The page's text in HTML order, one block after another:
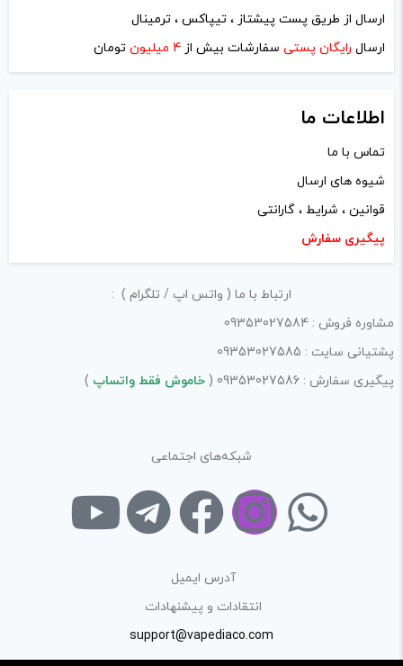
ارسال از طریق پست پیشتاز ، تیپاکس ، ترمینال
ارسال رایگان پستی سفارشات بیش از 4 میلیون تومان
اطلاعات ما
تماس با ما
شیوه های ارسال
قوانین ، شرایط ، گارانتی
پیگیری سفارش
ارتباط با ما ( واتس اپ / تلگرام ) :
مشاوره فروش : 09353027584
پشتیانی سایت : 09353027585
پیگیری سفارش : 09353027586 (
خاموش فقط واتساپ )
شبکه‌های اجتماعی
آدرس ایمیل
انتقادات و پیشنهادات
support@vapediaco.com